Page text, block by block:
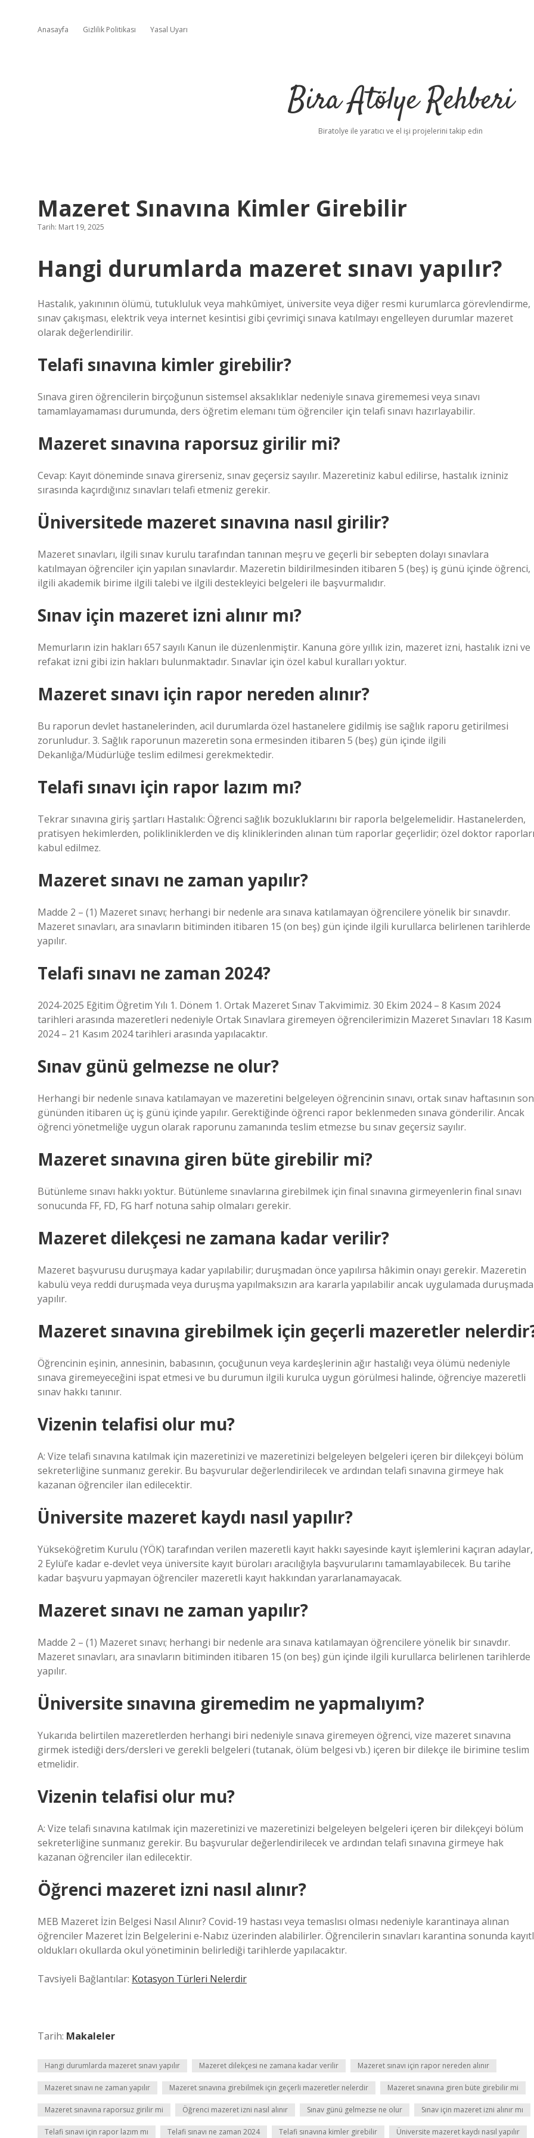
Anasayfa Gizlilik Politikası Yasal Uyarı
Bira Atölye Rehberi
Biratolye ile yaratıcı ve el işi projelerini takip edin
Mazeret Sınavına Kimler Girebilir
Tarih: Mart 19, 2025
Hangi durumlarda mazeret sınavı yapılır?
Hastalık, yakınının ölümü, tutukluluk veya mahkûmiyet, üniversite veya diğer resmi kurumlarca görevlendirme,
sınav çakışması, elektrik veya internet kesintisi gibi çevrimiçi sınava katılmayı engelleyen durumlar mazeret
olarak değerlendirilir.
Telafi sınavına kimler girebilir?
Sınava giren öğrencilerin birçoğunun sistemsel aksaklıklar nedeniyle sınava girememesi veya sınavı
tamamlayamaması durumunda, ders öğretim elemanı tüm öğrenciler için telafi sınavı hazırlayabilir.
Mazeret sınavına raporsuz girilir mi?
Cevap: Kayıt döneminde sınava girerseniz, sınav geçersiz sayılır. Mazeretiniz kabul edilirse, hastalık izniniz
sırasında kaçırdığınız sınavları telafi etmeniz gerekir.
Üniversitede mazeret sınavına nasıl girilir?
Mazeret sınavları, ilgili sınav kurulu tarafından tanınan meşru ve geçerli bir sebepten dolayı sınavlara
katılmayan öğrenciler için yapılan sınavlardır. Mazeretin bildirilmesinden itibaren 5 (beş) iş günü içinde öğrenci,
ilgili akademik birime ilgili talebi ve ilgili destekleyici belgeleri ile başvurmalıdır.
Sınav için mazeret izni alınır mı?
Memurların izin hakları 657 sayılı Kanun ile düzenlenmiştir. Kanuna göre yıllık izin, mazeret izni, hastalık izni ve
refakat izni gibi izin hakları bulunmaktadır. Sınavlar için özel kabul kuralları yoktur.
Mazeret sınavı için rapor nereden alınır?
Bu raporun devlet hastanelerinden, acil durumlarda özel hastanelere gidilmiş ise sağlık raporu getirilmesi
zorunludur. 3. Sağlık raporunun mazeretin sona ermesinden itibaren 5 (beş) gün içinde ilgili
Dekanlığa/Müdürlüğe teslim edilmesi gerekmektedir.
Telafi sınavı için rapor lazım mı?
Tekrar sınavına giriş şartları Hastalık: Öğrenci sağlık bozukluklarını bir raporla belgelemelidir. Hastanelerden,
pratisyen hekimlerden, polikliniklerden ve diş kliniklerinden alınan tüm raporlar geçerlidir; özel doktor raporları
kabul edilmez.
Mazeret sınavı ne zaman yapılır?
Madde 2 – (1) Mazeret sınavı; herhangi bir nedenle ara sınava katılamayan öğrencilere yönelik bir sınavdır.
Mazeret sınavları, ara sınavların bitiminden itibaren 15 (on beş) gün içinde ilgili kurullarca belirlenen tarihlerde
yapılır.
Telafi sınavı ne zaman 2024?
2024-2025 Eğitim Öğretim Yılı 1. Dönem 1. Ortak Mazeret Sınav Takvimimiz. 30 Ekim 2024 – 8 Kasım 2024
tarihleri ​​arasında mazeretleri nedeniyle Ortak Sınavlara giremeyen öğrencilerimizin Mazeret Sınavları 18 Kasım
2024 – 21 Kasım 2024 tarihleri ​​arasında yapılacaktır.
Sınav günü gelmezse ne olur?
Herhangi bir nedenle sınava katılamayan ve mazeretini belgeleyen öğrencinin sınavı, ortak sınav haftasının son
gününden itibaren üç iş günü içinde yapılır. Gerektiğinde öğrenci rapor beklenmeden sınava gönderilir. Ancak
öğrenci yönetmeliğe uygun olarak raporunu zamanında teslim etmezse bu sınav geçersiz sayılır.
Mazeret sınavına giren büte girebilir mi?
Bütünleme sınavı hakkı yoktur. Bütünleme sınavlarına girebilmek için final sınavına girmeyenlerin final sınavı
sonucunda FF, FD, FG harf notuna sahip olmaları gerekir.
Mazeret dilekçesi ne zamana kadar verilir?
Mazeret başvurusu duruşmaya kadar yapılabilir; duruşmadan önce yapılırsa hâkimin onayı gerekir. Mazeretin
kabulü veya reddi duruşmada veya duruşma yapılmaksızın ara kararla yapılabilir ancak uygulamada duruşmada
yapılır.
Mazeret sınavına girebilmek için geçerli mazeretler
Öğrencinin eşinin, annesinin, babasının, çocuğunun veya kardeşlerinin ağır hastalığı veya ölümü nedeniyle
sınava giremeyeceğini ispat etmesi ve bu durumun ilgili kurulca uygun görülmesi halinde, öğrenciye mazeretli
sınav hakkı tanınır.
Vizenin telafisi olur mu?
A: Vize telafi sınavına katılmak için mazeretinizi ve mazeretinizi belgeleyen belgeleri içeren bir dilekçeyi bölüm
sekreterliğine sunmanız gerekir. Bu başvurular değerlendirilecek ve ardından telafi sınavına girmeye hak
kazanan öğrenciler ilan edilecektir.
Üniversite mazeret kaydı nasıl yapılır?
Yükseköğretim Kurulu (YÖK) tarafından verilen mazeretli kayıt hakkı sayesinde kayıt işlemlerini kaçıran adaylar,
2 Eylül’e kadar e-devlet veya üniversite kayıt büroları aracılığıyla başvurularını tamamlayabilecek. Bu tarihe
kadar başvuru yapmayan öğrenciler mazeretli kayıt hakkından yararlanamayacak.
Mazeret sınavı ne zaman yapılır?
Madde 2 – (1) Mazeret sınavı; herhangi bir nedenle ara sınava katılamayan öğrencilere yönelik bir sınavdır.
Mazeret sınavları, ara sınavların bitiminden itibaren 15 (on beş) gün içinde ilgili kurullarca belirlenen tarihlerde
yapılır.
Üniversite sınavına giremedim ne yapmalıyım?
Yukarıda belirtilen mazeretlerden herhangi biri nedeniyle sınava giremeyen öğrenci, vize mazeret sınavına
girmek istediği ders/dersleri ve gerekli belgeleri (tutanak, ölüm belgesi vb.) içeren bir dilekçe ile birimine teslim
etmelidir.
Vizenin telafisi olur mu?
A: Vize telafi sınavına katılmak için mazeretinizi ve mazeretinizi belgeleyen belgeleri içeren bir dilekçeyi bölüm
sekreterliğine sunmanız gerekir. Bu başvurular değerlendirilecek ve ardından telafi sınavına girmeye hak
kazanan öğrenciler ilan edilecektir.
Öğrenci mazeret izni nasıl alınır?
MEB Mazeret İzin Belgesi Nasıl Alınır? Covid-19 hastası veya temaslısı olması nedeniyle karantinaya alınan
öğrenciler Mazeret İzin Belgelerini e-Nabız üzerinden alabilirler. Öğrencilerin sınavları karantina sonunda
oldukları okullarda okul yönetiminin belirlediği tarihlerde yapılacaktır.
Tavsiyeli Bağlantılar: Kotasyon Türleri Nelerdir
Tarih: Makaleler
Hangi durumlarda mazeret sınavı yapılır Mazeret dilekçesi ne zamana kadar verilir Mazeret sınavı için rapor nereden alınır
Mazeret sınavı ne zaman yapılır Mazeret sınavına girebilmek için geçerli mazeretler nelerdir Mazeret sınavına giren büte girebilir mi
Mazeret sınavına raporsuz girilir mi Öğrenci mazeret izni nasıl alınır Sınav günü gelmezse ne olur Sınav için mazeret izni alınır mı
Telafi sınavı için rapor lazım mı Telafi sınavı ne zaman 2024 Telafi sınavına kimler girebilir Üniversite mazeret kaydı nasıl yapılır